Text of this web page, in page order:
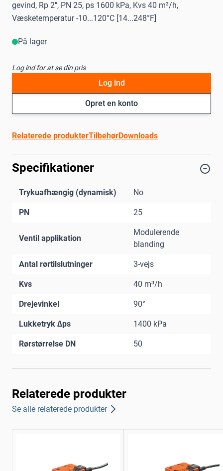
gevind, Rp 2", PN 25, ps 1600 kPa, Kvs 40 m³/h,
Væsketemperatur -10...120°C [14...248°F]
På lager
Log ind for at se din pris
Opret en konto
Log ind
Relaterede produkterTilbehørDownloads
Specifikationer
Trykuafhængig (dynamisk) No
PN 25
Ventil applikation
Modulerende
blanding
Antal rørtilslutninger 3-vejs
Kvs 40 m³/h
Drejevinkel 90°
Lukketryk ∆ps 1400 kPa
Rørstørrelse DN 50
Relaterede produkter
Se alle relaterede produkter